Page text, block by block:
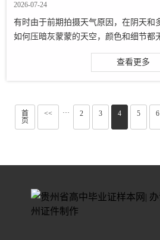
2026-07-24
有时由于前期拍摄天气原因，在阴天和
如何压暗灰蒙蒙的天空，颜色和细节都
的PS小技巧正是关于如何利用可选颜色
变工具使天空看起来更真实，跟着教···
查看更多
首
页
<< ··· 2 3 4 5 6